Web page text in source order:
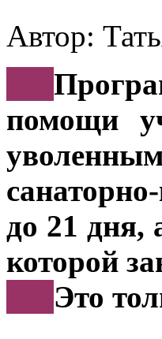
Автор:
помощи
до 21 дня,
которой
Это